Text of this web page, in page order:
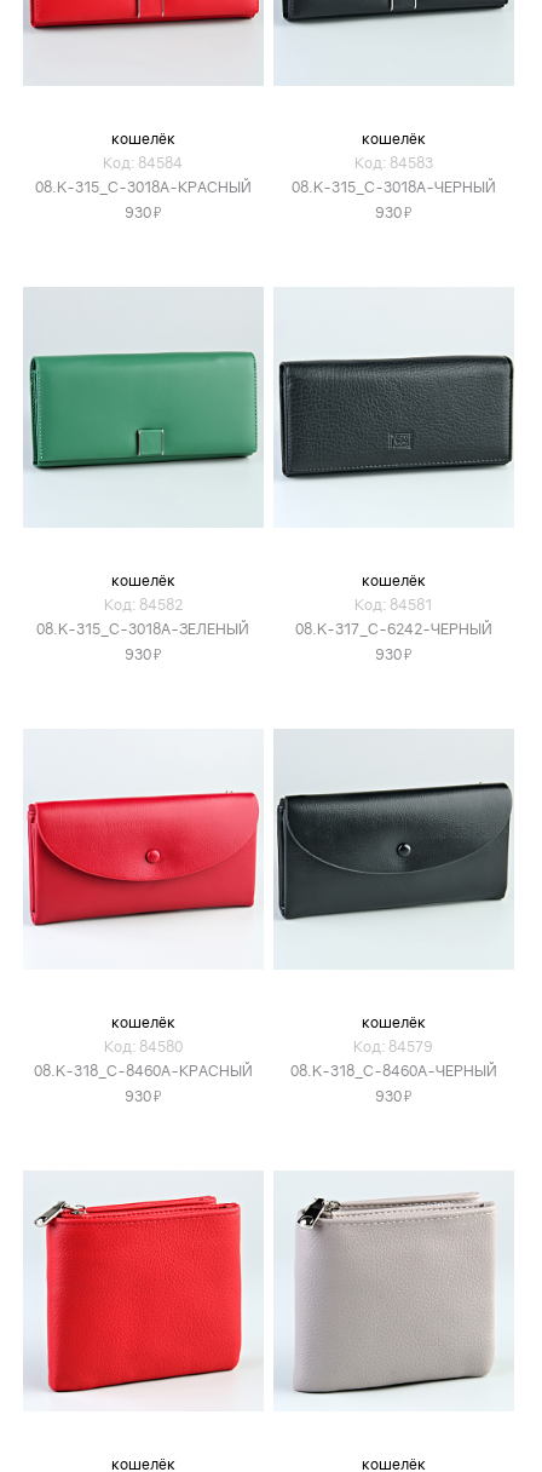
кошелёк
Код: 84584
08.K-315_C-3018A-КРАСНЫЙ
930Я
кошелёк
Код: 84583
08.K-315_C-3018A-ЧЕРНЫЙ
930Я
кошелёк
Код: 84582
08.K-315_C-3018A-ЗЕЛЕНЫЙ
930Я
кошелёк
Код: 84581
08.K-317_C-6242-ЧЕРНЫЙ
930Я
кошелёк
Код: 84580
08.K-318_C-8460A-КРАСНЫЙ
930Я
кошелёк
Код: 84579
08.K-318_C-8460A-ЧЕРНЫЙ
930Я
кошелёк кошелёк